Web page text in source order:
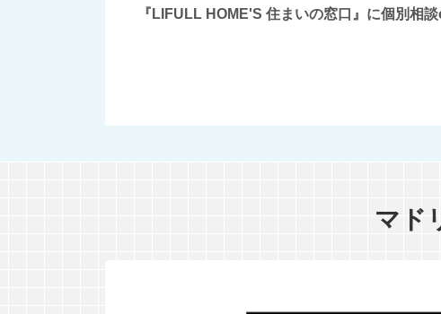
『LIFULL HOME'S 住まいの窓口』に個別相
マド